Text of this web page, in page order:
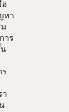
อ
หา
าร
น
ร
า